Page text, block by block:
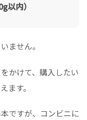
以内）
ません。
かけて、購入したい
ます。
ですが、コンビニに